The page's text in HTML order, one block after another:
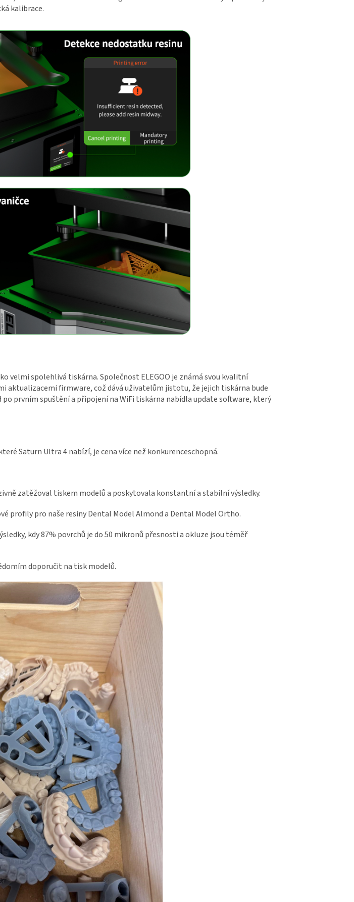
kalibrace.
velmi spolehlivá tiskárna. Společnost ELEGOO je známá svou kvalitní
aktualizacemi firmware, což dává uživatelům jistotu, že jejich tiskárna bude
prvním spuštění a připojení na WiFi tiskárna nabídla update software, který
Saturn Ultra 4 nabízí, je cena více než konkurenceschopná.
zatěžoval tiskem modelů a poskytovala konstantní a stabilní výsledky.
profily pro naše resiny Dental Model Almond a Dental Model Ortho.
kdy 87% povrchů je do 50 mikronů přesnosti a okluze jsou téměř
doporučit na tisk modelů.